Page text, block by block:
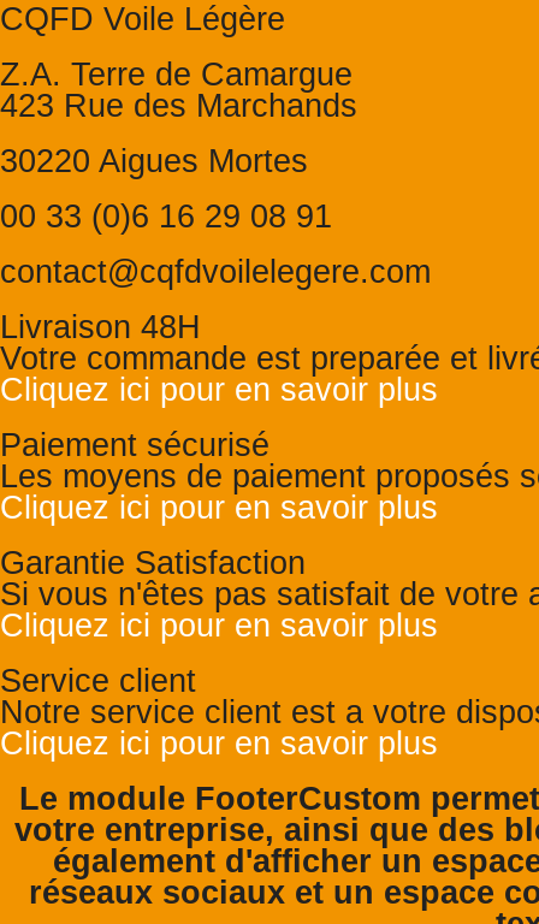
CQFD Voile Légère
Z.A. Terre de Camargue
423 Rue des Marchands
30220 Aigues Mortes
00 33 (0)6 16 29 08 91
contact@cqfdvoilelegere.com
Livraison 48H
Votre commande est preparée et
Cliquez ici pour en savoir plus
Paiement sécurisé
Les moyens de paiement proposés
Cliquez ici pour en savoir plus
Garantie Satisfaction
Si vous n'êtes pas satisfait de votre
Cliquez ici pour en savoir plus
Service client
Notre service client est a votre
Cliquez ici pour en savoir plus
Le module FooterCustom
votre entreprise, ainsi que des
également d'afficher un
réseaux sociaux et un espace